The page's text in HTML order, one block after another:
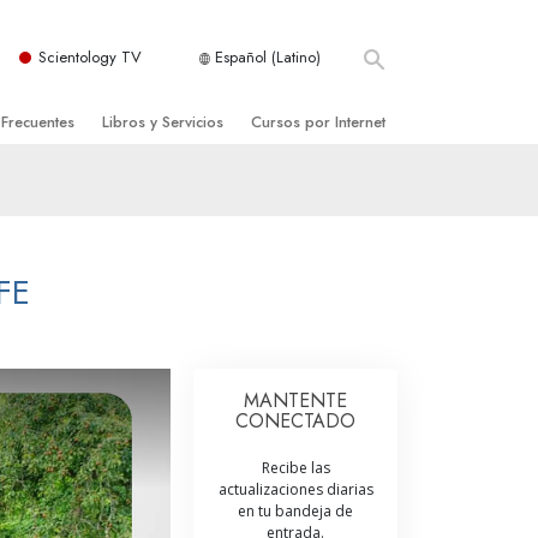
Scientology TV Español (Latino)
de Scientology
Libros y Servicios
Introductorias
Iniciales
Cursos por Internet
Ayudas para Enfermedades y Lesiones
La Integridad y la Honestidad
El Matrimonio
La Escala Tonal Emocional
MANTENTE
CONECTADO
Recibe las
actualizaciones diarias
en tu bandeja de
entrada.